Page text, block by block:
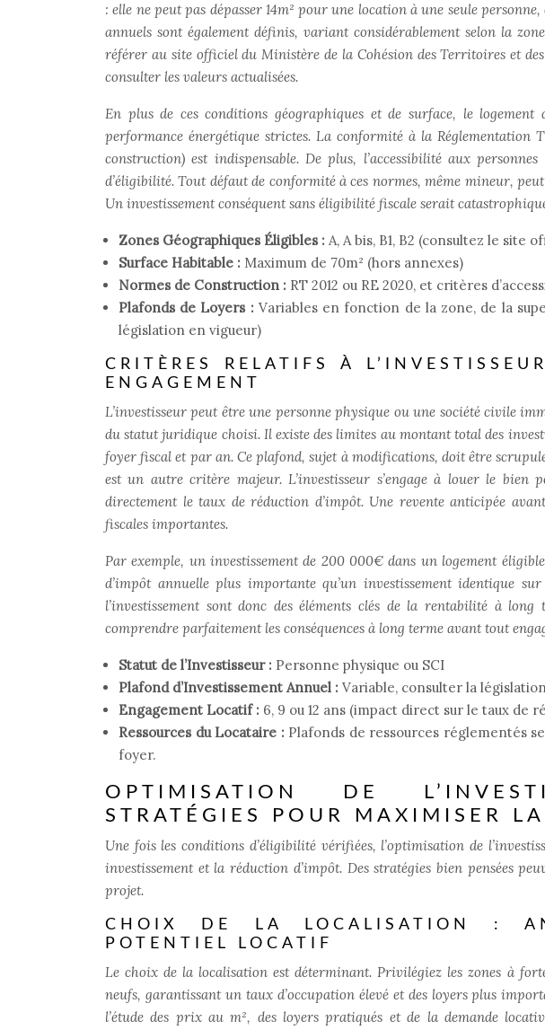
: elle ne peut pas dépasser 14m² pour une location à une seule
annuels sont également définis, variant considérablement selon la
référer au site officiel du Ministère de la Cohésion des Territoires et
consulter les valeurs actualisées.
En plus de ces conditions géographiques et de surface, le
performance énergétique strictes. La conformité à la Réglementation
construction) est indispensable. De plus, l’accessibilité aux
d’éligibilité. Tout défaut de conformité à ces normes, même mineur,
Un investissement conséquent sans éligibilité fiscale serait
Zones Géographiques Éligibles : A, A bis, B1, B2 (consultez le site
Surface Habitable : Maximum de 70m² (hors annexes)
Normes de Construction : RT 2012 ou RE 2020, et critères
Plafonds de Loyers : Variables en fonction de la zone, de la
législation en vigueur)
CRITÈRES RELATIFS À
ENGAGEMENT
L’investisseur peut être une personne physique ou une société civile
du statut juridique choisi. Il existe des limites au montant total des
foyer fiscal et par an. Ce plafond, sujet à modifications, doit être
est un autre critère majeur. L’investisseur s’engage à louer le
directement le taux de réduction d’impôt. Une revente anticipée
fiscales importantes.
Par exemple, un investissement de 200 000€ dans un logement
d’impôt annuelle plus importante qu’un investissement identique
l’investissement sont donc des éléments clés de la rentabilité à
comprendre parfaitement les conséquences à long terme avant tout
Statut de l’Investisseur : Personne physique ou SCI
Plafond d’Investissement Annuel : Variable, consulter la
Engagement Locatif : 6, 9 ou 12 ans (impact direct sur le taux de
Ressources du Locataire : Plafonds de ressources réglementés
foyer.
OPTIMISATION DE
STRATÉGIES POUR MAXIMISER
Une fois les conditions d’éligibilité vérifiées, l’optimisation de
investissement et la réduction d’impôt. Des stratégies bien pensées
projet.
CHOIX DE LA LOCALISATION :
POTENTIEL LOCATIF
Le choix de la localisation est déterminant. Privilégiez les zones à
neufs, garantissant un taux d’occupation élevé et des loyers plus
l’étude des prix au m², des loyers pratiqués et de la demande